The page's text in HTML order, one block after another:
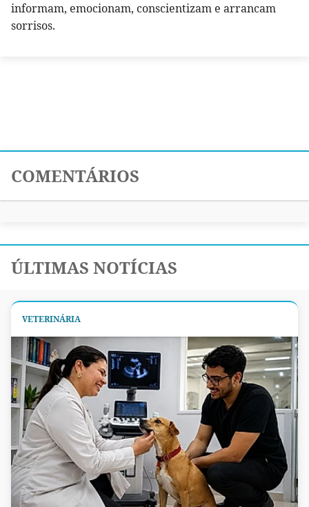
informam, emocionam, conscientizam e arrancam
sorrisos.
COMENTÁRIOS
ÚLTIMAS NOTÍCIAS
VETERINÁRIA